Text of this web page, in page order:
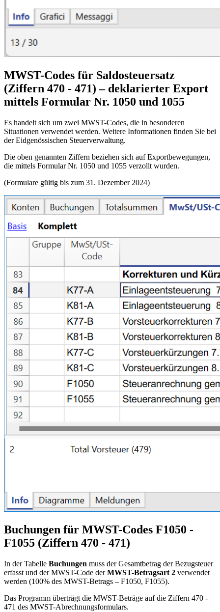
MWST-Codes für Saldosteuersatz
(Ziffern 470 - 471) – deklarierter Export
mittels Formular Nr. 1050 und 1055
Es handelt sich um zwei MWST-Codes, die in besonderen
Situationen verwendet werden. Weitere Informationen finden Sie bei
der Eidgenössischen Steuerverwaltung.
Die oben genannten Ziffern beziehen sich auf Exportbewegungen,
die mittels Formular Nr. 1050 und 1055 verzollt wurden.
(Formulare gültig bis zum 31. Dezember 2024)
Buchungen für MWST-Codes F1050 -
F1055 (Ziffern 470 - 471)
In der Tabelle Buchungen muss der Gesamtbetrag der Bezugsteuer
erfasst und derMWST-Code derMWST-Betragsart 2 verwendet
werden (100% des MWST-Betrags – F1050, F1055).
Das Programm überträgt die MWST-Beträge auf die Ziffern 470 -
471 des MWST-Abrechnungsformulars.